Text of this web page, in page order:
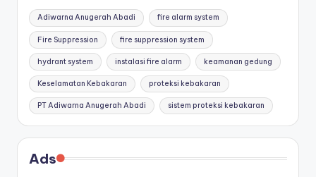
Adiwarna Anugerah Abadi fire alarm system
Fire Suppression fire suppression system
hydrant system instalasi fire alarm keamanan gedung
Keselamatan Kebakaran proteksi kebakaran
PT Adiwarna Anugerah Abadi sistem proteksi kebakaran
Ads